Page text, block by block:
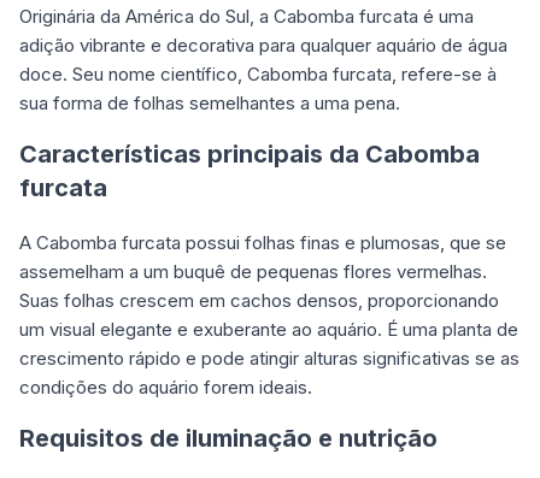
Originária da América do Sul, a Cabomba furcata é uma
adição vibrante e decorativa para qualquer aquário de água
doce. Seu nome científico, Cabomba furcata, refere-se à
sua forma de folhas semelhantes a uma pena.
Características principais da Cabomba
furcata
A Cabomba furcata possui folhas finas e plumosas, que se
assemelham a um buquê de pequenas flores vermelhas.
Suas folhas crescem em cachos densos, proporcionando
um visual elegante e exuberante ao aquário. É uma planta de
crescimento rápido e pode atingir alturas significativas se as
condições do aquário forem ideais.
Requisitos de iluminação e nutrição